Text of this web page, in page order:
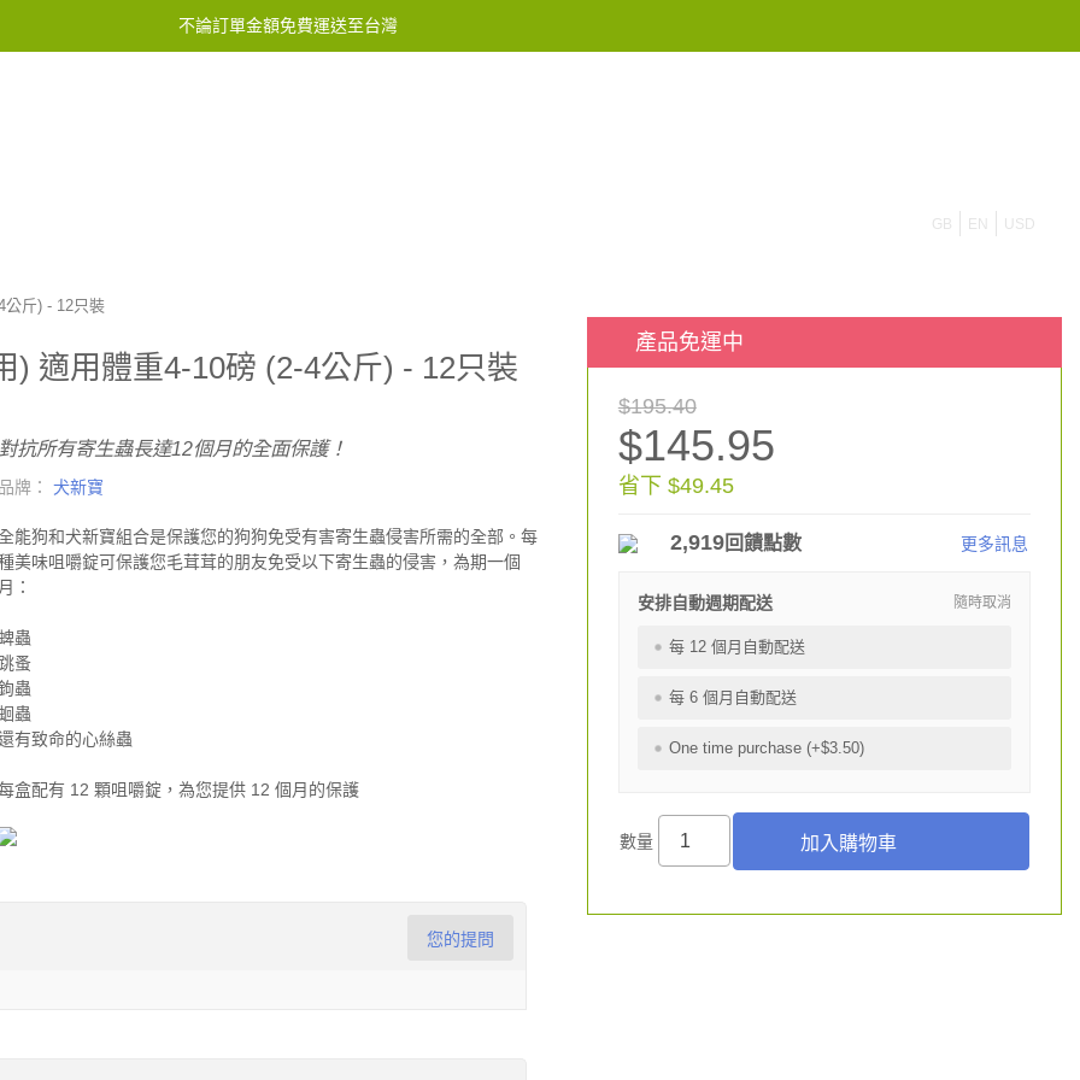
不論訂單金額免費運送至台灣
GB EN USD
公斤) - 12只裝
適用體重4-10磅 (2-4公斤) - 12只裝
抗所有寄生蟲長達12個月的全面保護！
牌： 犬新寶
能狗和犬新寶組合是保護您的狗狗免受有害寄生蟲侵害所需的全部。每
美味咀嚼錠可保護您毛茸茸的朋友免受以下寄生蟲的侵害，為期一個
：
蟲
蚤
蟲
蟲
有致命的心絲蟲
盒配有 12 顆咀嚼錠，為您提供 12 個月的保護
您的提問
產品免運中
$195.40
$145.95
省下 $49.45
2,919回饋點數 更多訊息
隨時取消
安排自動週期配送
每 12 個月自動配送
每 6 個月自動配送
One time purchase (+$3.50)
數量